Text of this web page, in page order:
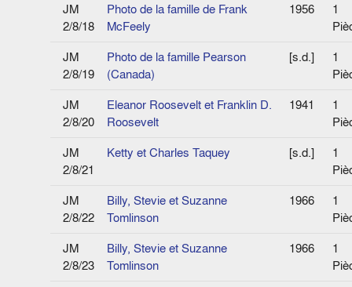
JM
2/8/18
Photo de la famille de Frank
McFeely
1956
1
JM
2/8/19
Photo de la famille Pearson
(Canada)
[s.d.]
1
JM
2/8/20
Eleanor Roosevelt et Franklin D.
Roosevelt
1941
1
JM
2/8/21
Ketty et Charles Taquey [s.d.]
1
JM
2/8/22
Billy, Stevie et Suzanne
Tomlinson
1966
1
JM
2/8/23
Billy, Stevie et Suzanne
Tomlinson
1966
1